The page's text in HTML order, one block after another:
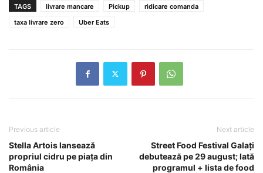
TAGS
livrare mancare Pickup
ridicare comanda
taxa livrare zero
Uber Eats
Previous article
Stella Artois lansează
propriul cidru pe piaţa din
România
Next article
Street Food Festival Galaţi
debutează pe 29 august; Iată
programul + lista de food